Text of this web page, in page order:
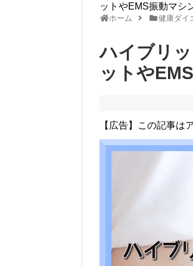
ットやEMS振動マシ
ホーム 健康ダイ
ハイブリ
ットや
【広告】この記事は